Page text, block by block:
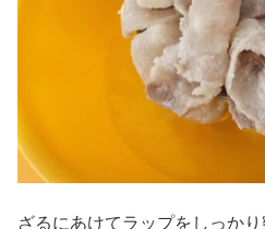
ざるにあけてラップをしっか